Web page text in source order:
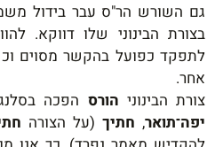
גם השורש הר"ס עבר בידול
בצורת הבינוני שלו דווקא.
לתפקד כפועל בהקשר מסוים
אחר.
צורת הבינוני הורס הפכה
יפה־תואר, חתיך(על הצורה